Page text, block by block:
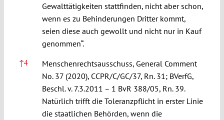
Gewalttätigkeiten stattfinden, nicht aber schon,
wenn es zu Behinderungen Dritter kommt,
seien diese auch gewollt und nicht nur in Kauf
genommen“.
↑4
Menschenrechtsausschuss, General Comment
No. 37 (2020), CCPR/C/GC/37, Rn. 31; BVerfG,
Beschl. v. 7.3.2011 – 1 BvR 388/05, Rn. 39.
Natürlich trifft die Toleranzpflicht in erster Linie
die staatlichen Behörden, wenn die